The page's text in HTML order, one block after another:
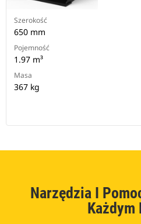
Szerokość
650 mm
Pojemność
1.97 m³
Masa
367 kg
Narzędzia I
Każdym